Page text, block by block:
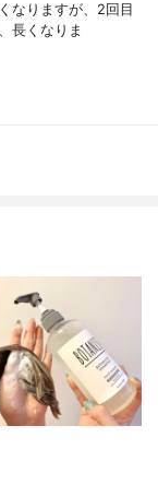
なりますが、2回目
長くなりま